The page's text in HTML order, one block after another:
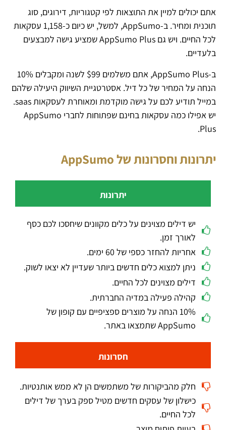
אתם יכולים למיין את התוצאות לפי קטגוריות, דירוגים, סוג
תוכנית ומחיר. ב-AppSumo, למשל, יש כיום כ-1,158 עסקאות
לכל החיים. ויש גם AppSumo Plus שמציע גישה למבצעים
בלעדיים.
ב-AppSumo Plus, אתם משלמים $99 לשנה ומקבלים 10%
הנחה על המחיר של כל דיל. אסטרטגיית השיווק היעילה שלהם
במייל תודיע לכם על גישה מוקדמת ומאוחרת לעסקאות saas.
יש אפילו כמה עסקאות בחינם שפתוחות לחברי AppSumo
Plus.
יתרונות וחסרונות של AppSumo
יתרונות
יש דילים מצוינים על כלים מקוונים שיחסכו לכם כסף
לאורך זמן.
אחריות להחזר כספי של 60 ימים.
ניתן למצוא כלים חדשים ביותר שעדיין לא יצאו לשוק.
דילים מצוינים לכל החיים.
קהילה פעילה במדיה החברתית.
10% הנחה על מוצרים ספציפיים עם קופון של
AppSumo שתמצאו באתר.
חסרונות
חלק מהביקורות של משתמשים הן לא ממש אותנטיות.
כישלון של עסקים חדשים מטיל ספק בערך של דילים
לכל החיים.